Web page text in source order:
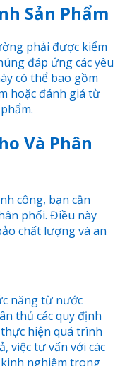
Sản Phẩm
phải được kiểm
đáp ứng các yêu
có thể bao gồm
hoặc đánh giá từ
Và Phân
công, bạn cần
phối. Điều này
chất lượng và an
năng từ nước
thủ các quy định
hiện quá trình
việc tư vấn với các
kinh nghiệm trong